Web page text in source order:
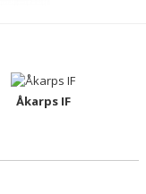
Åkarps IF